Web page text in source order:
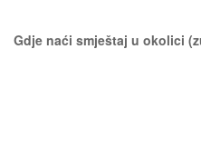
Gdje naći smještaj u okolici